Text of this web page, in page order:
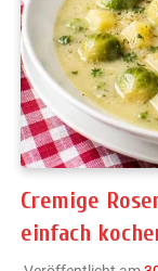
Cremige
einfach